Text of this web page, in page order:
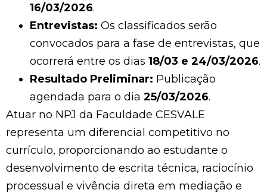
16/03/2026.
Entrevistas: Os classificados serão
convocados para a fase de entrevistas, que
ocorrerá entre os dias 18/03 e 24/03/2026.
Resultado Preliminar: Publicação
agendada para o dia 25/03/2026.
Atuar no NPJ da Faculdade CESVALE
representa um diferencial competitivo no
currículo, proporcionando ao estudante o
desenvolvimento de escrita técnica, raciocínio
processual e vivência direta em mediação e